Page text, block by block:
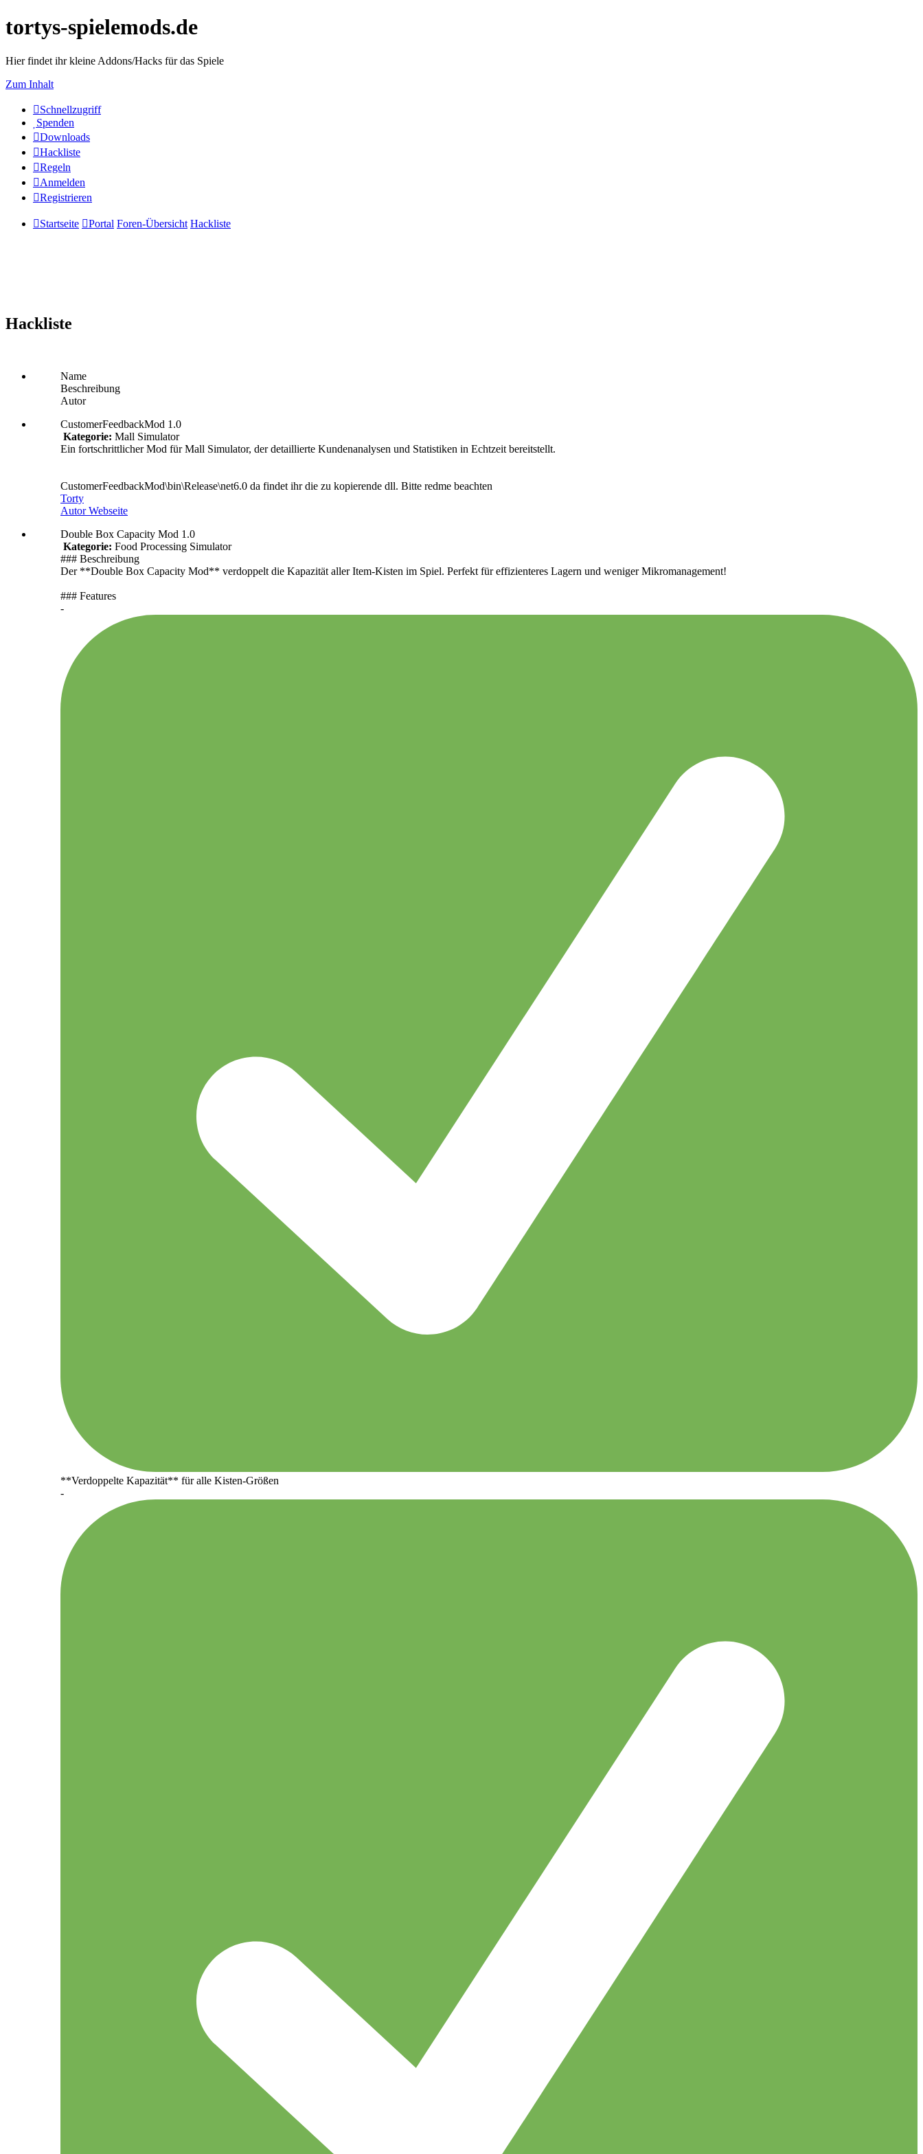
tortys-spielemods.de
Hier findet ihr kleine Addons/Hacks für das Spiele
Zum Inhalt
Schnellzugriff
Spenden
Downloads
Hackliste
Regeln
Anmelden
Registrieren
Startseite Portal Foren-Übersicht Hackliste
Hackliste
Name
Beschreibung
Autor
CustomerFeedbackMod 1.0
Kategorie: Mall Simulator
Ein fortschrittlicher Mod für Mall Simulator, der detaillierte Kundenanalysen und Statistiken in Echtzeit bereitstellt.
CustomerFeedbackMod\bin\Release\net6.0 da findet ihr die zu kopierende dll. Bitte redme beachten
Torty
Autor Webseite
Double Box Capacity Mod 1.0
Kategorie: Food Processing Simulator
### Beschreibung
Der **Double Box Capacity Mod** verdoppelt die Kapazität aller Item-Kisten im Spiel. Perfekt für effizienteres Lagern und weniger Mikromanagement!
### Features
-
**Verdoppelte Kapazität** für alle Kisten-Größen
-